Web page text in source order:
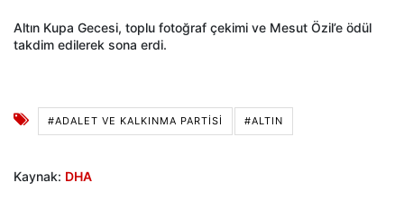
Altın Kupa Gecesi, toplu fotoğraf çekimi ve Mesut Özil’e ödül
takdim edilerek sona erdi.
#ADALET VE KALKINMA PARTISI #ALTIN
Kaynak: DHA